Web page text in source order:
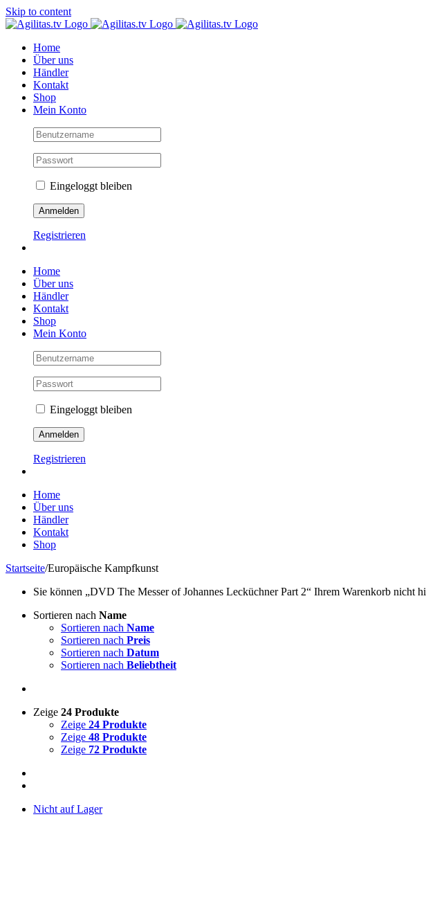
Skip to content
Home
Über uns
Händler
Kontakt
Shop
Mein Konto
Eingeloggt bleiben
Registrieren
Home
Über uns
Händler
Kontakt
Shop
Mein Konto
Eingeloggt bleiben
Registrieren
Home
Über uns
Händler
Kontakt
Shop
Startseite/Europäische Kampfkunst
Sie können „DVD The Messer of Johannes Lecküchner Part 2“ Ihrem Warenkorb nicht
Sortieren nach Name
Sortieren nach Name
Sortieren nach Preis
Sortieren nach Datum
Sortieren nach Beliebtheit
Zeige 24 Produkte
Zeige 24 Produkte
Zeige 48 Produkte
Zeige 72 Produkte
Nicht auf Lager